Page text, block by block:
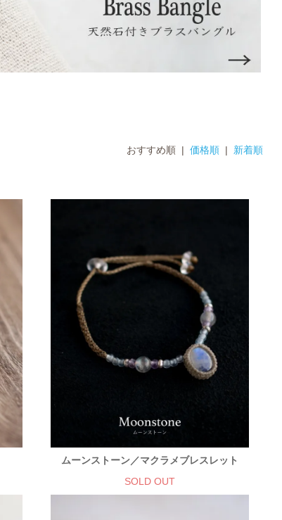
おすすめ順 |価格順 | 新着順
ムーンストーン／マクラメブレスレット
SOLD OUT